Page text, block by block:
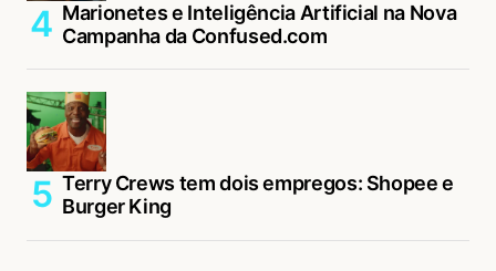
Marionetes e Inteligência Artificial na Nova
Campanha da Confused.com
Terry Crews tem dois empregos: Shopee e
Burger King